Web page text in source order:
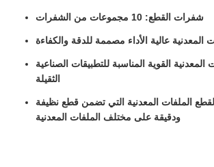
شفرات القطع: 10 مجموعات من الشفرات
المعدنية عالية الأداء مصممة للدقة والكفاءة
المعدنية القوية المناسبة للتطبيقات الصناعية
الثقيلة
لقطع الملفات المعدنية التي تضمن قطع نظيفة
ودقيقة على مختلف الملفات المعدنية